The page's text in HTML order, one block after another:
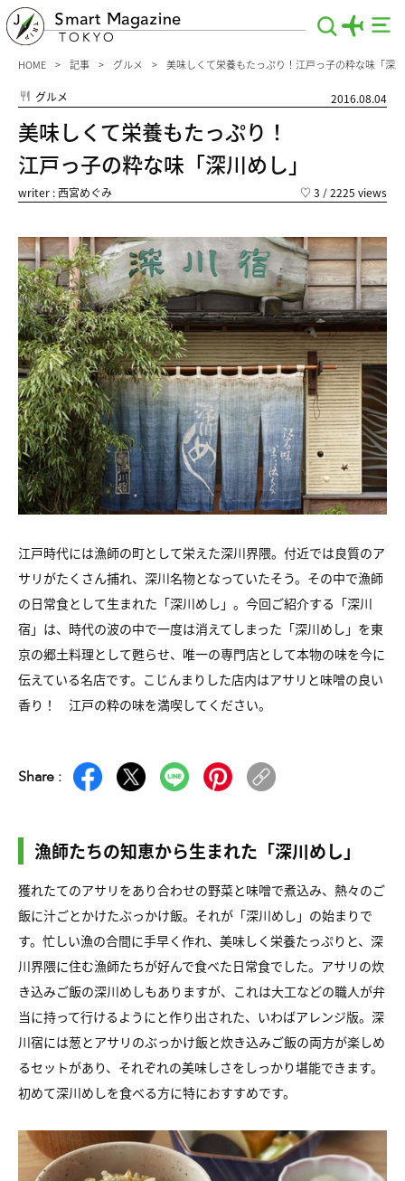
Smart Magazine
TOKYO
HOME 記事 グルメ 美味しくて栄養もたっぷり！江戸っ子の粋な味「深
グルメ 2016.08.04
美味しくて栄養もたっぷり！
江戸っ子の粋な味「深川めし」
writer : 西宮めぐみ ♡ 3 / 2225 views
江戸時代には漁師の町として栄えた深川界隈。付近では良質のア
サリがたくさん捕れ、深川名物となっていたそう。その中で漁師
の日常食として生まれた「深川めし」。今回ご紹介する「深川
宿」は、時代の波の中で一度は消えてしまった「深川めし」を東
京の郷土料理として甦らせ、唯一の専門店として本物の味を今に
伝えている名店です。こじんまりした店内はアサリと味噌の良い
香り！ 江戸の粋の味を満喫してください。
Share :
漁師たちの知恵から生まれた「深川めし」
獲れたてのアサリをあり合わせの野菜と味噌で煮込み、熱々のご
飯に汁ごとかけたぶっかけ飯。それが「深川めし」の始まりで
す。忙しい漁の合間に手早く作れ、美味しく栄養たっぷりと、深
川界隈に住む漁師たちが好んで食べた日常食でした。アサリの炊
き込みご飯の深川めしもありますが、これは大工などの職人が弁
当に持って行けるようにと作り出された、いわばアレンジ版。深
川宿には葱とアサリのぶっかけ飯と炊き込みご飯の両方が楽しめ
るセットがあり、それぞれの美味しさをしっかり堪能できます。
初めて深川めしを食べる方に特におすすめです。